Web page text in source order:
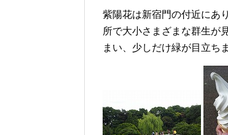
紫陽花は新宿門の付近にあ
所で大小さまざまな群生が
まい、少しだけ緑が目立ち